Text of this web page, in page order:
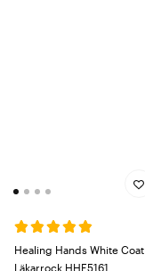
Healing Hands White Coat
Läkarrock HHE5161